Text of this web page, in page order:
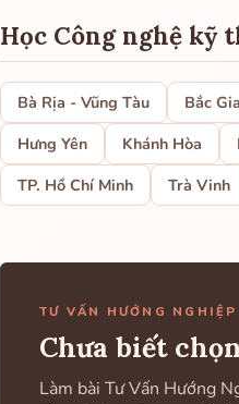
Học Công nghệ
Bà Rịa - Vũng Tàu Bắc
Hưng Yên
Khánh Hòa
TP. Hồ Chí Minh
Trà Vinh
TƯ VẤN HƯỚNG
Chưa biết
Làm bài Tư Vấn Hướng